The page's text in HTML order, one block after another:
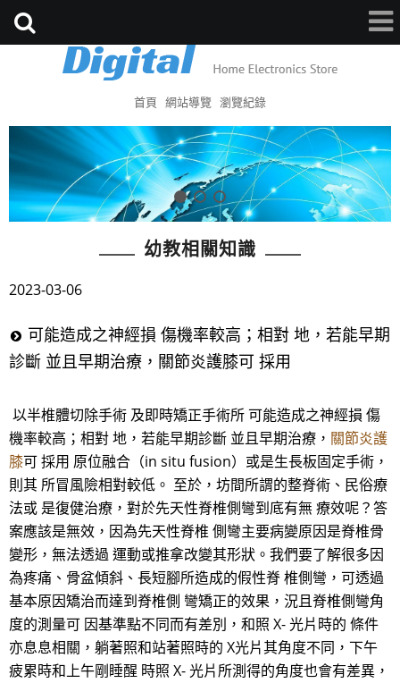
首頁 網站導覽 瀏覽紀錄
幼教相關知識
2023-03-06
可能造成之神經損 傷機率較高；相對 地，若能早期
診斷 並且早期治療，關節炎護膝可 採用
以半椎體切除手術 及即時矯正手術所 可能造成之神經損 傷
機率較高；相對 地，若能早期診斷 並且早期治療， 關節炎護
膝可 採用 原位融合（in situ fusion）或是生長板固定手術，
則其 所冒風險相對較低。 至於，坊間所謂的整脊術、民俗療
法或 是復健治療，對於先天性脊椎側彎到底有無 療效呢？答
案應該是無效，因為先天性脊椎 側彎主要病變原因是脊椎骨
變形，無法透過 運動或推拿改變其形狀。我們要了解很多因
為疼痛、骨盆傾斜、長短腳所造成的假性脊 椎側彎，可透過
基本原因矯治而達到脊椎側 彎矯正的效果，況且脊椎側彎角
度的測量可 因基準點不同而有差別，和照 X- 光片時的 條件
亦息息相關，躺著照和站著照時的 X光片其角度不同，下午
疲累時和上午剛睡醒 時照 X- 光片所測得的角度也會有差異，